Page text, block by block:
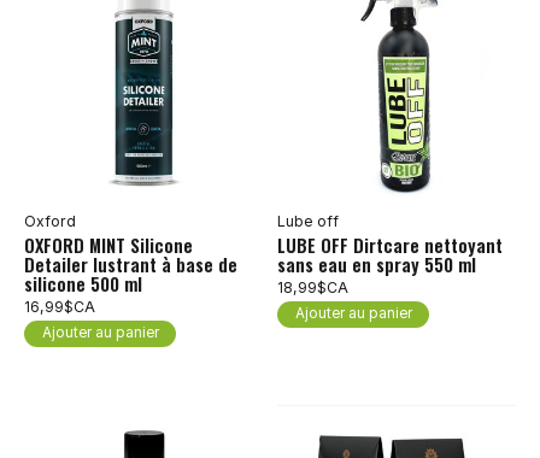
Oxford
OXFORD MINT Silicone
Detailer lustrant à base de
silicone 500 ml
16,99$CA
Ajouter au panier
Lube off
LUBE OFF Dirtcare nettoyant
sans eau en spray 550 ml
18,99$CA
Ajouter au panier